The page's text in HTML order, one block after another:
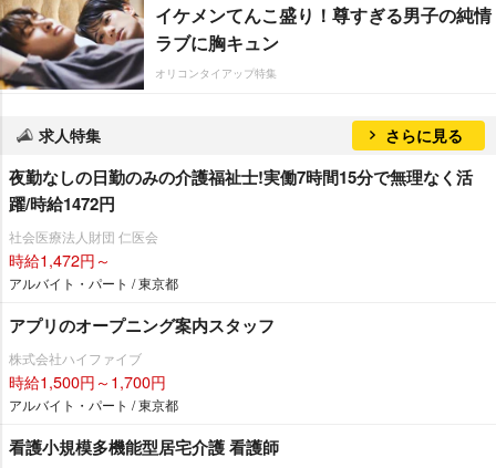
イケメンてんこ盛り！尊すぎる男子の純情
ラブに胸キュン
オリコンタイアップ特集
求人特集 さらに見る
夜勤なしの日勤のみの介護福祉士!実働7時間15分で無理なく活
躍/時給1472円
社会医療法人財団 仁医会
時給1,472円～
アルバイト・パート / 東京都
アプリのオープニング案内スタッフ
株式会社ハイファイブ
時給1,500円～1,700円
アルバイト・パート / 東京都
看護小規模多機能型居宅介護 看護師